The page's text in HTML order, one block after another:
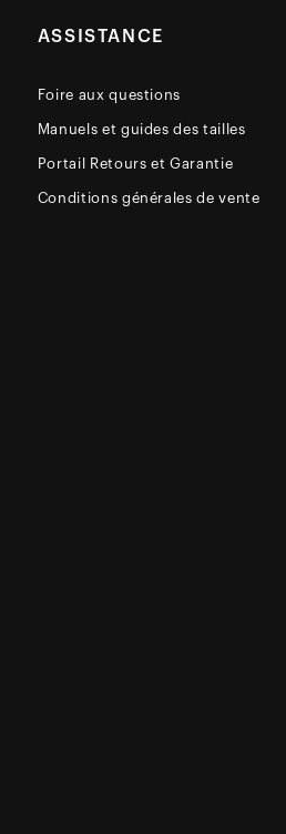
ASSISTANCE
Foire aux questions
Manuels et guides des tailles
Portail Retours et Garantie
Conditions générales de vente